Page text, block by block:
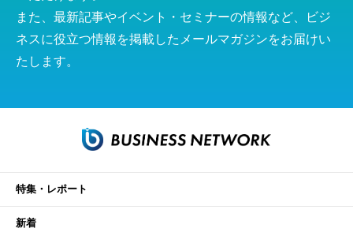
また、最新記事やイベント・セミナーの情報など、ビジ
ネスに役立つ情報を掲載したメールマガジンをお届けい
たします。
特集・レポート
新着